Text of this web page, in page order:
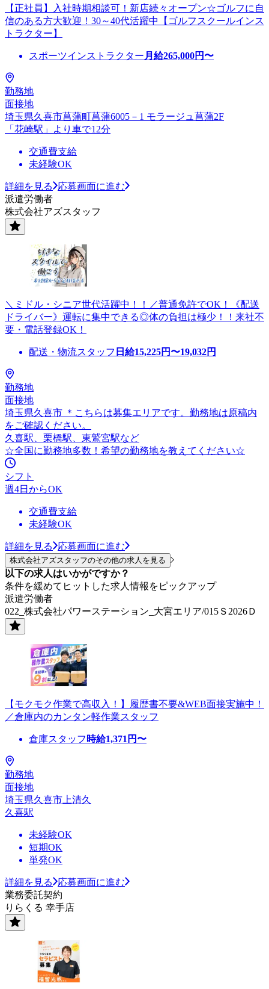
【正社員】入社時期相談可！新店続々オープン☆ゴルフに自
信のある方大歓迎！30～40代活躍中【ゴルフスクールインス
トラクター】
スポーツインストラクター 月給265,000円〜
勤務地
面接地
埼玉県久喜市菖蒲町菖蒲6005－1 モラージュ菖蒲2F
「花崎駅」より車で12分
交通費支給
未経験OK
詳細を見る
応募画面に進む
派遣労働者
株式会社アズスタッフ
＼ミドル・シニア世代活躍中！！／普通免許でOK！《配送
ドライバー》運転に集中できる◎体の負担は極少！！来社不
要・電話登録OK！
配送・物流スタッフ 日給15,225円〜19,032円
勤務地
面接地
埼玉県久喜市 ＊こちらは募集エリアです。勤務地は原稿内
をご確認ください。
久喜駅、栗橋駅、東鷲宮駅など
☆全国に勤務地多数！希望の勤務地を教えてください☆
シフト
週4日からOK
交通費支給
未経験OK
詳細を見る 応募画面に進む
株式会社アズスタッフのその他の求人を見る
以下の求人はいかがですか？
条件を緩めてヒットした求人情報をピックアップ
派遣労働者
022_株式会社パワーステーション_大宮エリア/015Ｓ2026Ｄ
【モクモク作業で高収入！】履歴書不要&WEB面接実施中！
／倉庫内のカンタン軽作業スタッフ
倉庫スタッフ 時給1,371 円〜
勤務地
面接地
埼玉県久喜市上清久
久喜駅
未経験OK
短期OK
単発OK
詳細を見る
応募画面に進む
業務委託契約
りらくる 幸手店